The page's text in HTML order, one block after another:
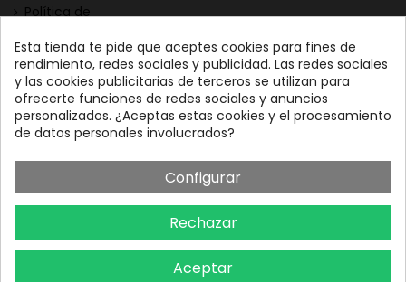
Política de
Contacta con nosotros
Nuestras Vinotecas:
Vinofilos Triana: Viera y
Clavijo, 23 - Gran Canaria
Vinófilos Santa Cruz: Adán
Martín Menis, 5 - Tenerife
Descarga nuestra App
Todo el vino a tu
alcance
Esta tienda te pide que aceptes cookies para fines de
rendimiento, redes sociales y publicidad. Las redes sociales
y las cookies publicitarias de terceros se utilizan para
ofrecerte funciones de redes sociales y anuncios
personalizados. ¿Aceptas estas cookies y el procesamiento
de datos personales involucrados?
Configurar
Rechazar
Aceptar